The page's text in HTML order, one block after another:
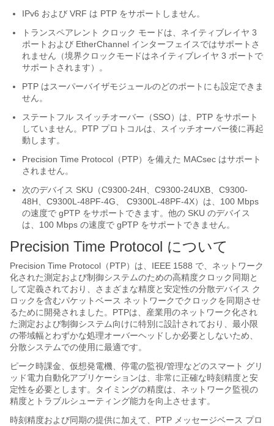
IPv6 および VRF は PTP をサポートしません。
トランスペアレント クロック モードは、ネイティブレイヤ 3
ポートおよび EtherChannel インターフェイスではサポートさ
れません（境界クロックモードはネイティブレイヤ 3 ポートで
サポートされます）。
PTP はスーパーバイザモジュールのどのポートにも設定できま
せん。
ステートフル スイッチオーバー（SSO）は、PTP をサポート
していません。PTP プロトコルは、スイッチオーバー後に再起
動します。
Precision Time Protocol（PTP）を備えた MACsec はサポート
されません。
次のデバイス SKU（C9300-24H、C9300-24UXB、C9300-
48H、C9300L-48PF-4G、 C9300L-48PF-4X）は、100 Mbps
の速度で gPTP をサポートできます。他の SKU のデバイス
は、100 Mbps の速度で gPTP をサポートできません。
Precision Time Protocol について
Precision Time Protocol（PTP）は、IEEE 1588 で、ネットワーク
化された測定および制御システムのための高精度クロック同期と
して定義されており、さまざまな精度と安定性の分散デバイス ク
ロックを含むパケットベース ネットワークでクロックを同期させ
るために開発されました。PTPは、産業用のネットワーク化され
た測定および制御システム向けに特別に設計されており、最小限
の帯域幅とわずかな処理オーバーヘッドしか必要としないため、
分散システムでの使用に最適です。
ピーク時課金、仮想発電機、停電の監視/管理などのスマート グリ
ッド電力自動化アプリケーションは、非常に正確な時刻精度と安
定性を必要とします。タイミングの精度は、ネットワーク監視の
精度とトラブルシューティング能力を向上させます。
時刻精度および同期の提供に加えて、PTP メッセージベース プロ